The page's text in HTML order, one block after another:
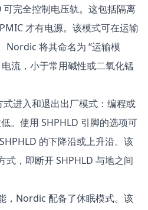
完全控制电压轨。这包括隔离
才有电源。该模式可在运输
Nordic 将其命名为 “运输模
流，小于常用碱性或二氧化锰
进入和退出出厂模式：编程或
。使用 SHPHLD 引脚的选项可
的下降沿或上升沿。该
式，即断开 SHPHLD 与地之间
，Nordic 配备了休眠模式。该